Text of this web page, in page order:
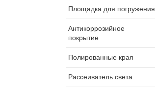
Площадка для погружения
Антикоррозийное
покрытие
Полированные края
Рассеиватель света